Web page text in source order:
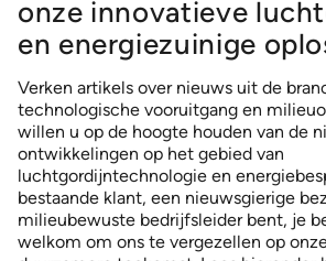
Luchtgordijnen voor logistiek &
Luchtgordijnen voor koude ruimtes
Luchtgordijnen voor diepvriesruimtes
Luchtgordijnen voor grote industriële
Luchtgordijnen voor ingangen
Vrachtwagenluchtgordijn
Luchtgordijnen
AS-K luchtgordijnen – Externe
ASE-K luchtgordijnen – Externe
AC 1000 luchtgordijnen
COMPACT 330 luchtgordijnen
COMPACT 400 luchtgordijnen
Nieuws
Masterveil
Succesverhalen
Over ons
onze innovatieve
en energiezuinige
Verken artikels over nieuws uit de
technologische vooruitgang en
willen u op de hoogte houden van de
ontwikkelingen op het gebied van
luchtgordijntechnologie en
bestaande klant, een nieuwsgierige
milieubewuste bedrijfsleider bent, je
welkom om ons te vergezellen op